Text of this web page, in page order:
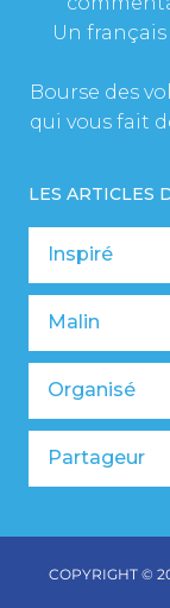
Un
Bourse des
qui vous fait
LES ARTICLES
Inspiré
Malin
Organisé
Partageur
COPYRIGHT ©